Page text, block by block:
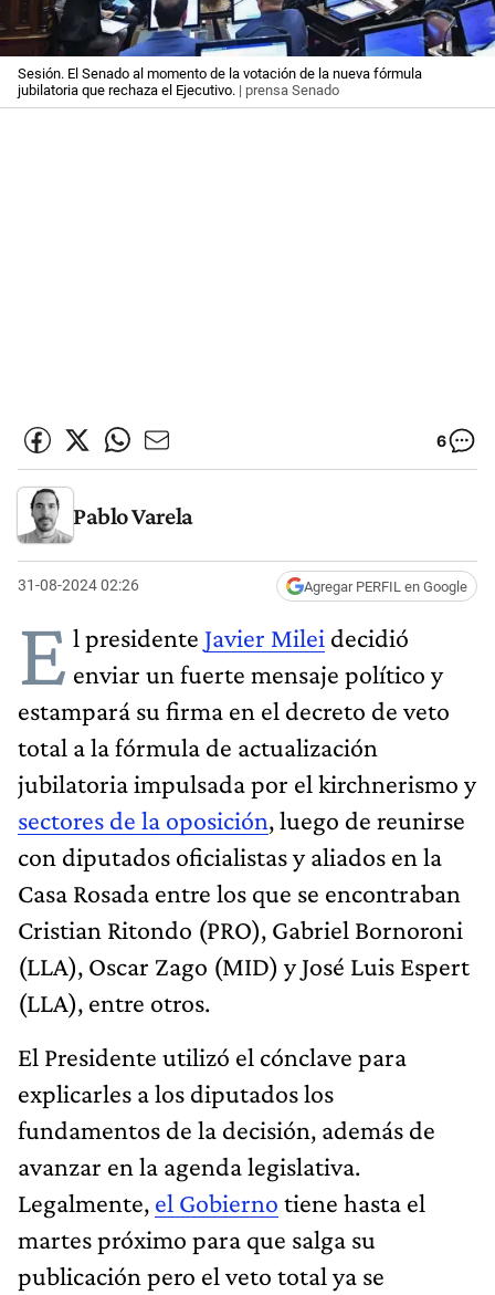
Sesión. El Senado al momento de la votación de la nueva fórmula
jubilatoria que rechaza el Ejecutivo. | prensa Senado
6
Pablo Varela
31-08-2024 02:26 Agregar PERFIL en Google
E l presidente Javier Milei decidió
enviar un fuerte mensaje político y
estampará su firma en el decreto de veto
total a la fórmula de actualización
jubilatoria impulsada por el kirchnerismo y
sectores de la oposición, luego de reunirse
con diputados oficialistas y aliados en la
Casa Rosada entre los que se encontraban
Cristian Ritondo (PRO), Gabriel Bornoroni
(LLA), Oscar Zago (MID) y José Luis Espert
(LLA), entre otros.
El Presidente utilizó el cónclave para
explicarles a los diputados los
fundamentos de la decisión, además de
avanzar en la agenda legislativa.
Legalmente, el Gobierno tiene hasta el
martes próximo para que salga su
publicación pero el veto total ya se